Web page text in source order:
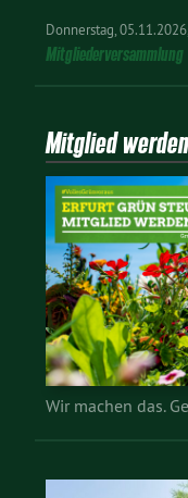
Donnerstag 05.11.2026
Mitgliederversammlung
Mitglied werden
Wir machen das.